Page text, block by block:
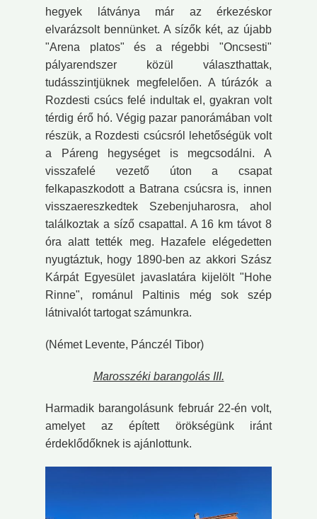
hegyek látványa már az érkezéskor
elvarázsolt bennünket. A sízők két, az újabb
"Arena platos" és a régebbi "Oncsesti"
pályarendszer közül választhattak,
tudásszintjüknek megfelelően. A túrázók a
Rozdesti csúcs felé indultak el, gyakran volt
térdig érő hó. Végig pazar panorámában volt
részük, a Rozdesti csúcsról lehetőségük volt
a Páreng hegységet is megcsodálni. A
visszafelé vezető úton a csapat
felkapaszkodott a Batrana csúcsra is, innen
visszaereszkedtek Szebenjuharosra, ahol
találkoztak a síző csapattal. A 16 km távot 8
óra alatt tették meg. Hazafele elégedetten
nyugtáztuk, hogy 1890-ben az akkori Szász
Kárpát Egyesület javaslatára kijelölt "Hohe
Rinne", románul Paltinis még sok szép
látnivalót tartogat számunkra.
(Német Levente, Pánczél Tibor)
Marosszéki barangolás III.
Harmadik barangolásunk február 22-én volt,
amelyet az épített örökségünk iránt
érdeklődőknek is ajánlottunk.